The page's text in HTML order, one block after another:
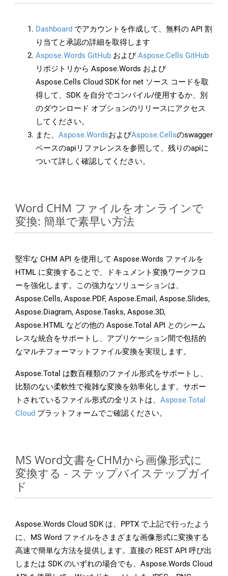
Dashboard でアカウントを作成して、無料の API 割
り当てと承認の詳細を取得します
Aspose.Words GitHub およびAspose.Cells GitHub
リポジトリから Aspose.Words および
Aspose.Cells Cloud SDK for net ソース コードを取
得して、SDK を自分でコンパイル/使用するか、別
のダウンロード オプションのリリースにアクセス
してください。
また、 Aspose.WordsおよびAspose.Cellsのswagger
ベースのapiリファレンスを参照して、残りのapiに
ついて詳しく確認してください。
Word CHM ファイルをオンラインで
変換: 簡単で素早い方法
堅牢な CHM API を使用して Aspose.Words ファイルを
HTML に変換することで、ドキュメント変換ワークフロ
ーを強化します。この強力なソリューションは、
Aspose.Cells, Aspose.PDF, Aspose.Email, Aspose.Slides,
Aspose.Diagram, Aspose.Tasks, Aspose.3D,
Aspose.HTML などの他の Aspose.Total API とのシーム
レスな統合をサポートし、アプリケーション間で包括的
なマルチフォーマットファイル変換を実現します。
Aspose.Total は数百種類のファイル形式をサポートし、
比類のない柔軟性で複雑な変換を効率化します。サポー
トされているファイル形式の全リストは、 Aspose.Total
Cloud プラットフォームでご確認ください。
MS Word文書をCHMから画像形式に
変換する - ステップバイステップガイ
ド
Aspose.Words Cloud SDK は、PPTX で上記で行ったよう
に、MS Word ファイルをさまざまな画像形式に変換する
高速で簡単な方法を提供します。直接の REST API 呼び出
しまたは SDK のいずれの場合でも、Aspose.Words Cloud